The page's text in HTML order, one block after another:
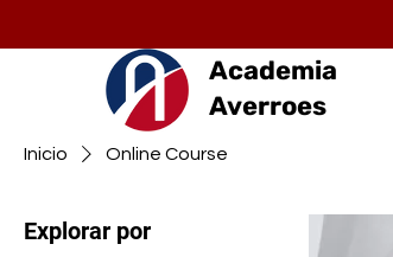
Academia
Averroes
Inicio Online Course
Explorar por